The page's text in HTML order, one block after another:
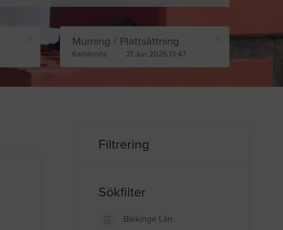
Murning / Plattsättning
Karlskrona 21 Jun 2026 13:47
Filtrering
Sökfilter
Blekinge Län